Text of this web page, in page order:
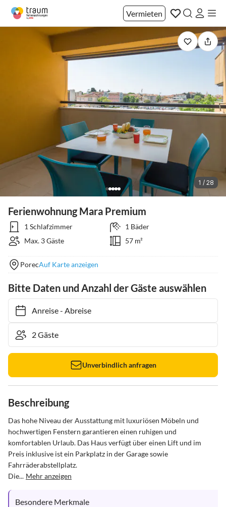
Vermieten
1 / 28
Ferienwohnung Mara Premium
1 Schlafzimmer
1 Bäder
Max. 3 Gäste
57 m²
PorecAuf Karte anzeigen
Bitte Daten und Anzahl der Gäste auswählen
Anreise- Abreise
Unverbindlich anfragen
Beschreibung
Das hohe Niveau der Ausstattung mit luxuriösen Möbeln und
hochwertigen Fenstern garantieren einen ruhigen und
komfortablen Urlaub. Das Haus verfügt über einen Lift und im
Preis inklusive ist ein Parkplatz in der Garage sowie
Fahrräderabstellplatz.
Die... Mehr anzeigen
Besondere Merkmale